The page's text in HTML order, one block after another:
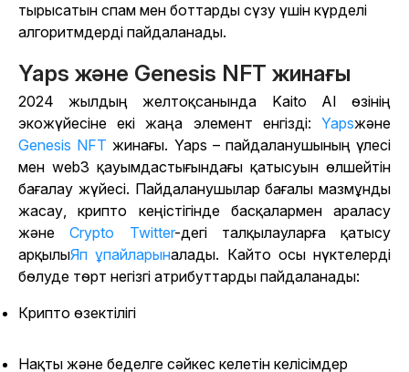
тырысатын спам мен боттарды сүзу үшін күрделі
алгоритмдерді пайдаланады.
Yaps және Genesis NFT жинағы
2024 жылдың желтоқсанында Kaito AI өзінің
экожүйесіне екі жаңа элемент енгізді: Yapsжәне
Genesis NFT жинағы. Yaps – пайдаланушының үлесі
мен web3 қауымдастығындағы қатысуын өлшейтін
бағалау жүйесі. Пайдаланушылар бағалы мазмұнды
жасау, крипто кеңістігінде басқалармен араласу
жәнеCrypto Twitter-дегі талқылауларға қатысу
арқылыЯп ұпайларыналады. Кайто осы нүктелерді
бөлуде төрт негізгі атрибуттарды пайдаланады:
Крипто өзектілігі
Нақты және беделге сәйкес келетін келісімдер